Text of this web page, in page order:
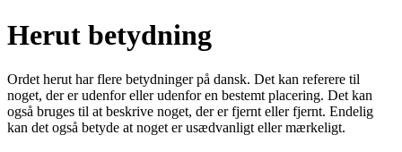
Herut betydning
Ordet herut har flere betydninger på dansk. Det kan referere til
noget, der er udenfor eller udenfor en bestemt placering. Det kan
også bruges til at beskrive noget, der er fjernt eller fjernt. Endelig
kan det også betyde at noget er usædvanligt eller mærkeligt.